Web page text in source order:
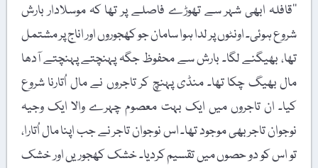
’’قافلہ ابھی شہر سے تھوڑے فاصلے پر تھا کہ موسلادار بارش
شروع ہوئی۔ اونٹوں پر لدا ہوا سامان جو کھجوروں اور اناج پر مشتمل
تھا، بھیگنے لگا۔ بارش سے محفوظ جگہ پہنچتے پہنچتے آدھا
مال بھیگ چکا تھا۔ منڈی پہنچ کر تاجروں نے مال اُتارنا شروع
کیا۔ ان تاجروں میں ایک بہت معصوم چہرے والا ایک وجیہ
نوجوان تاجر بھی موجود تھا۔ اس نوجوان تاجر نے جب اپنا مال اُتارا،
تو اس کو دو حصوں میں تقسیم کردیا۔ خشک کھجوریں اور خشک